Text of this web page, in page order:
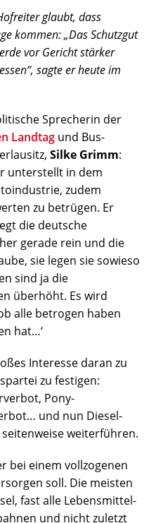
glaubt, dass
kommen: „Das Schutzgut
vor Gericht stärker
sagte er heute im
Sprecherin der
Landtag und Bus-
Silke Grimm:
unterstellt in dem
zudem
zu betrügen. Er
die deutsche
gerade rein und die
sie legen sie sowieso
sind ja die
überhöht. Es wird
alle betrogen haben
hat…‘
Interesse daran zu
zu festigen:
Pony-
und nun Diesel-
weiterführen.
bei einem vollzogenen
soll. Die meisten
fast alle Lebensmittel-
und nicht zuletzt